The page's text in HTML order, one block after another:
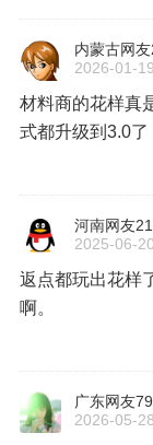
内蒙古网
2026-01-
材料商的花样真
式都升级到3.0了
河南网友
2025-06-
返点都玩出花样
啊。
广东网友
2026-05-